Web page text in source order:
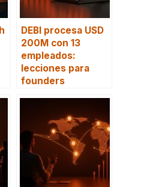
DEBI procesa USD
200M con 13
empleados:
lecciones para
founders